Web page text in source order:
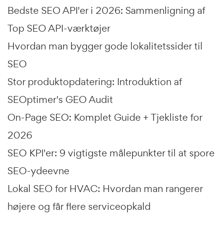
Bedste SEO API'er i 2026: Sammenligning af
Top SEO API-værktøjer
Hvordan man bygger gode lokalitetssider til
SEO
Stor produktopdatering: Introduktion af
SEOptimer's GEO Audit
On-Page SEO: Komplet Guide + Tjekliste for
2026
SEO KPI'er: 9 vigtigste målepunkter til at spore
SEO-ydeevne
Lokal SEO for HVAC: Hvordan man rangerer
højere og får flere serviceopkald